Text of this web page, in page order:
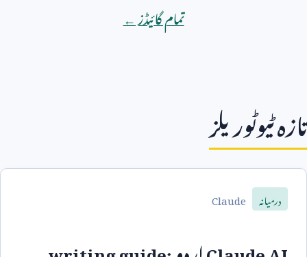
تمام گائیڈز ←
تازہ ٹیوٹوریلز
درمیانہ Claude